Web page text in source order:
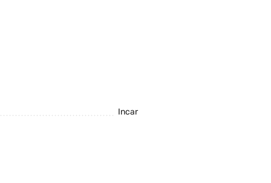
Incar